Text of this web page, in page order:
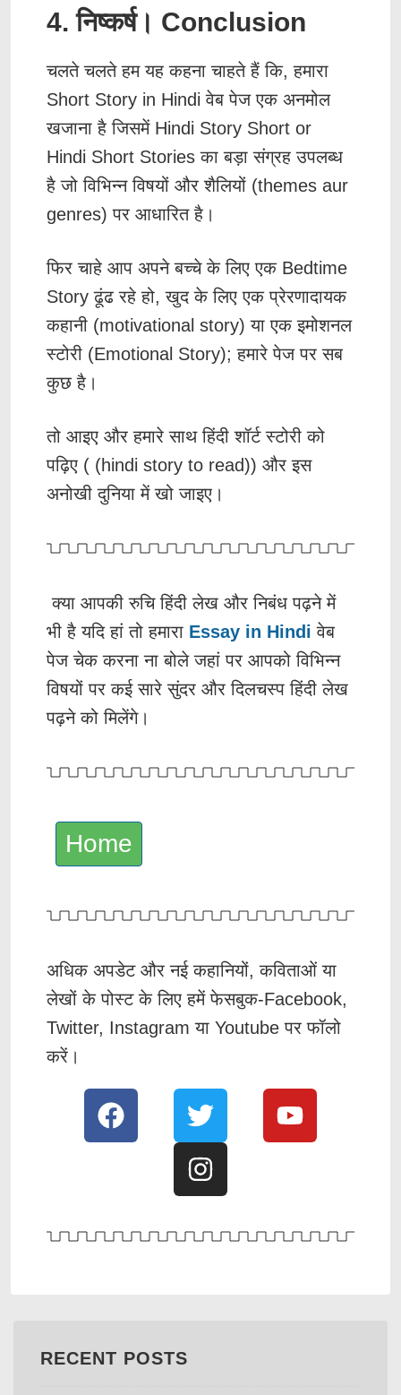
4. निष्कर्ष। Conclusion
चलते चलते हम यह कहना चाहते हैं कि, हमारा
Short Story in Hindi वेब पेज एक अनमोल
खजाना है जिसमें Hindi Story Short or
Hindi Short Stories का बड़ा संग्रह उपलब्ध
है जो विभिन्न विषयों और शैलियों (themes aur
genres) पर आधारित है।
फिर चाहे आप अपने बच्चे के लिए एक Bedtime
Story ढूंढ रहे हो, खुद के लिए एक प्रेरणादायक
कहानी (motivational story) या एक इमोशनल
स्टोरी (Emotional Story); हमारे पेज पर सब
कुछ है।
तो आइए और हमारे साथ हिंदी शॉर्ट स्टोरी को
पढ़िए ( (hindi story to read)) और इस
अनोखी दुनिया में खो जाइए।
क्या आपकी रुचि हिंदी लेख और निबंध पढ़ने में
भी है यदि हां तो हमारा Essay in Hindi वेब
पेज चेक करना ना बोले जहां पर आपको विभिन्न
विषयों पर कई सारे सुंदर और दिलचस्प हिंदी लेख
पढ़ने को मिलेंगे।
Home
अधिक अपडेट और नई कहानियों, कविताओं या
लेखों के पोस्ट के लिए हमें फेसबुक-Facebook,
Twitter, Instagram या Youtube पर फॉलो
करें।
RECENT POSTS